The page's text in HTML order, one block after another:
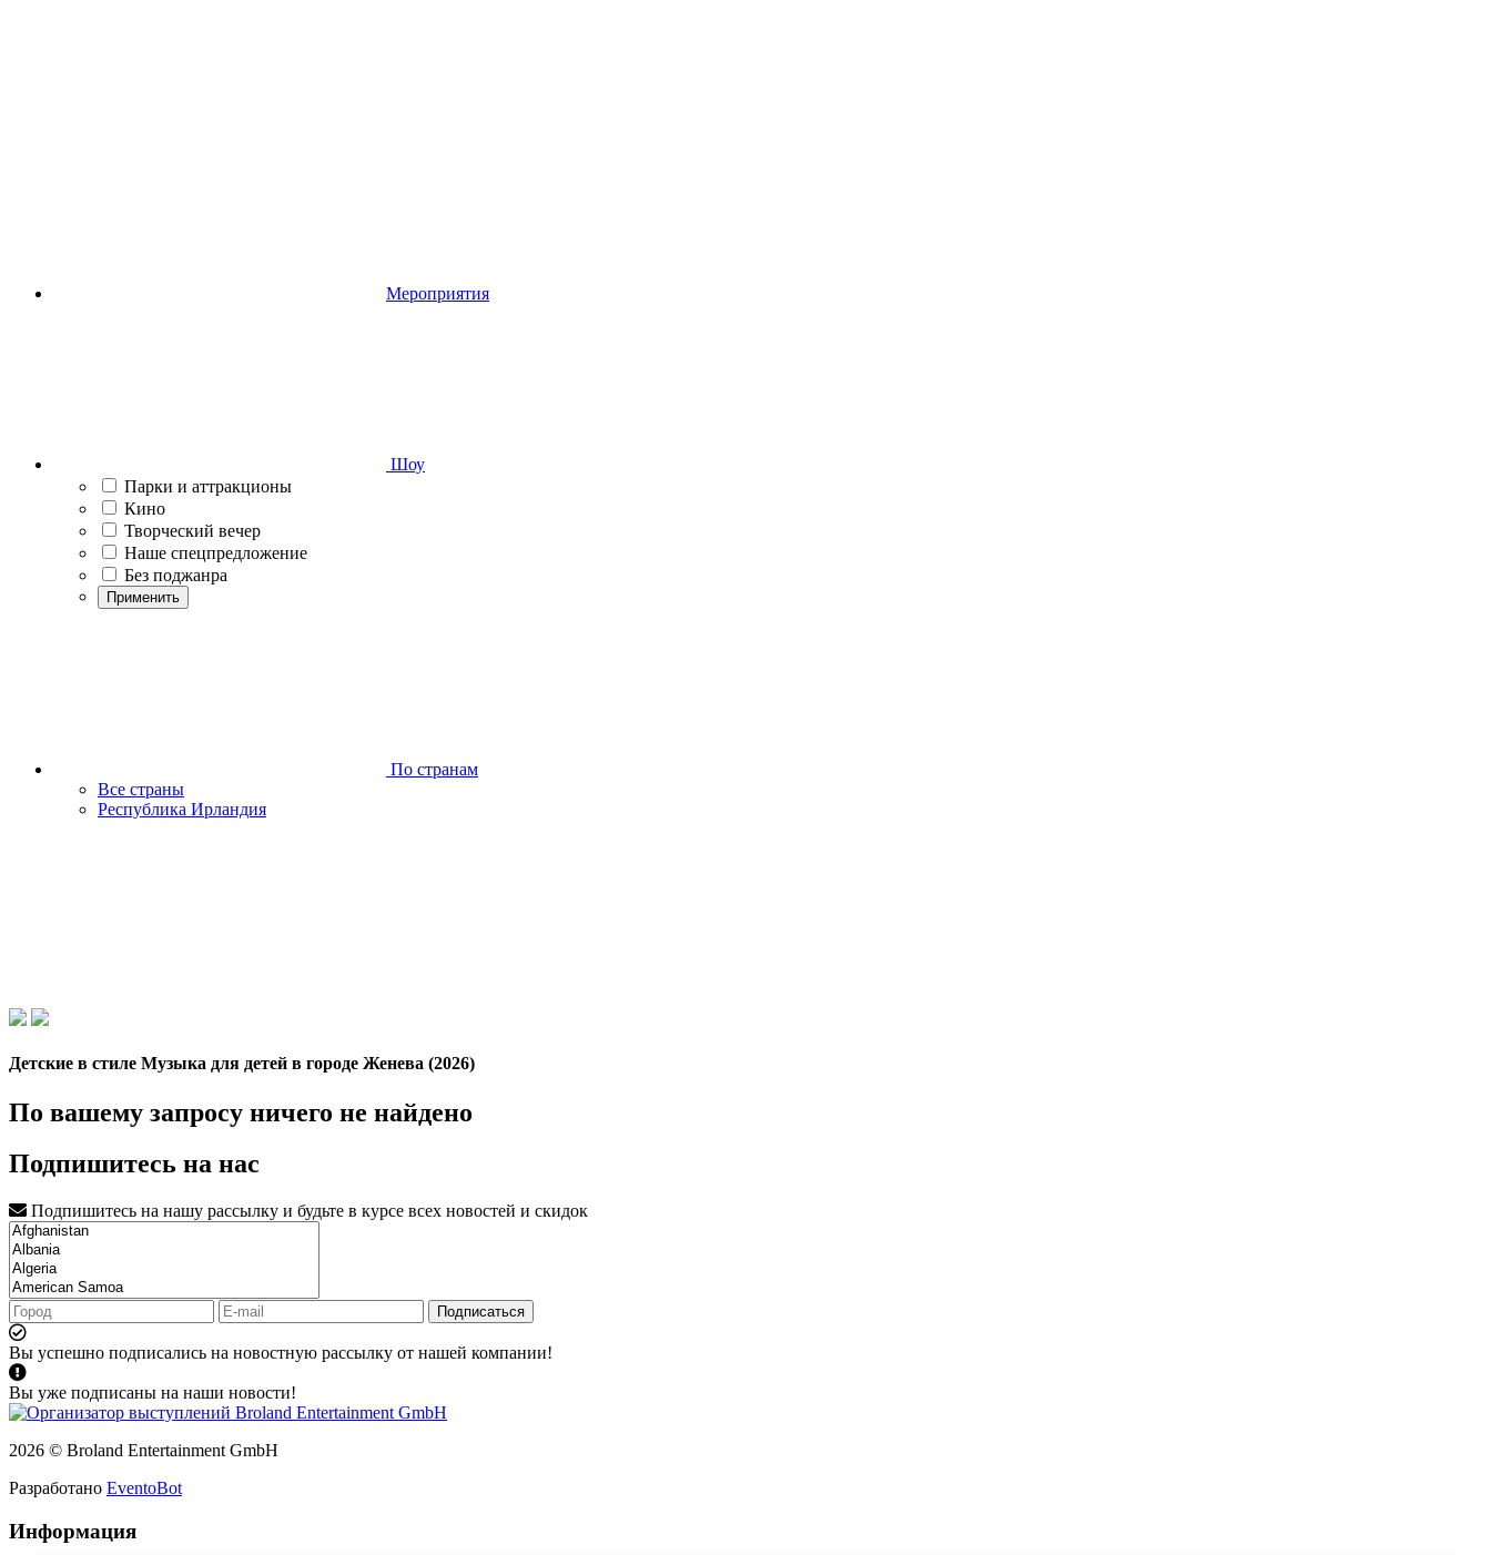
Мероприятия
Шоу
Парки и аттракционы
Кино
Творческий вечер
Наше спецпредложение
Без поджанра
Применить
По странам
Все страны
Республика Ирландия
Детские в стиле Музыка для детей в городе Женева (2026)
По вашему запросу ничего не найдено
Подпишитесь на нас
Подпишитесь на нашу рассылку и будьте в курсе всех новостей и скидок
Подписаться
Вы успешно подписались на новостную рассылку от нашей компании!
Вы уже подписаны на наши новости!
2026 © Broland Entertainment GmbH
Разработано EventoBot
Информация